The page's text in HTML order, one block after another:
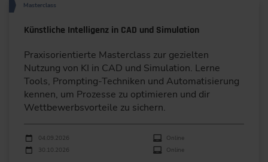
Masterclass
Künstliche Intelligenz in CAD und Simulation
Praxisorientierte Masterclass zur gezielten
Nutzung von KI in CAD und Simulation. Lerne
Tools, Prompting-Techniken und Automatisierung
kennen, um Prozesse zu optimieren und dir
Wettbewerbsvorteile zu sichern.
Durchführungen
Veranstaltungsdatum
04.09.2026
Online
30.10.2026
Online